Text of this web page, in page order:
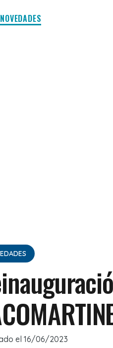
NOVEDADES
el 16/06/2023